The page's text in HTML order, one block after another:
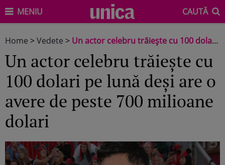
MENIU CAUTĂ
Home >Vedete > Un actor celebru trăiește cu 100 dolari pe lună deși are o avere de peste 700 milioane dolari
Un actor celebru trăiește cu
100 dolari pe lună deși are o
avere de peste 700 milioane
dolari